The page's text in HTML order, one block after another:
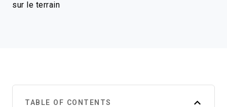
sur le terrain
TABLE OF CONTENTS